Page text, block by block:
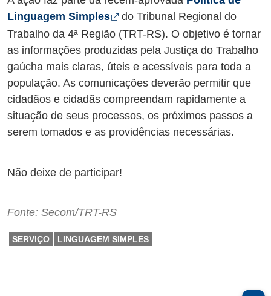
Linguagem Simples
Abre em nova aba
do Tribunal Regional do
Trabalho da 4ª Região (TRT-RS). O objetivo é tornar
as informações produzidas pela Justiça do Trabalho
gaúcha mais claras, úteis e acessíveis para toda a
população. As comunicações deverão permitir que
cidadãos e cidadãs compreendam rapidamente a
situação de seus processos, os próximos passos a
serem tomados e as providências necessárias.
Não deixe de participar!
Fonte: Secom/TRT-RS
SERVIÇO LINGUAGEM SIMPLES